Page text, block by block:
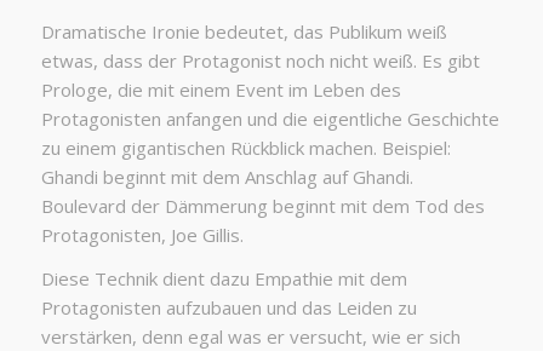
Dramatische Ironie bedeutet, das Publikum weiß
etwas, dass der Protagonist noch nicht weiß. Es gibt
Prologe, die mit einem Event im Leben des
Protagonisten anfangen und die eigentliche Geschichte
zu einem gigantischen Rückblick machen. Beispiel:
Ghandi beginnt mit dem Anschlag auf Ghandi.
Boulevard der Dämmerung beginnt mit dem Tod des
Protagonisten, Joe Gillis.
Diese Technik dient dazu Empathie mit dem
Protagonisten aufzubauen und das Leiden zu
verstärken, denn egal was er versucht, wie er sich